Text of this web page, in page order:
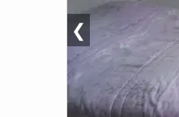
❮